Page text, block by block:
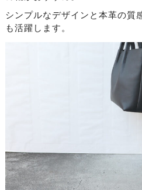
シンプルなデザインと本革の質
も活躍します。